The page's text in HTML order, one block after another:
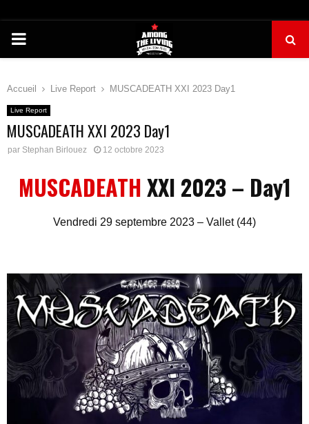
PRIMARY
Accueil Live Report MUSCADEATH XXI 2023 Day1
Live Report
MUSCADEATH XXI 2023 Day1
par Stephan Birlouez 12 octobre 2023
MUSCADEATHXXI 2023 – Day1
Vendredi 29 septembre 2023 – Vallet (44)